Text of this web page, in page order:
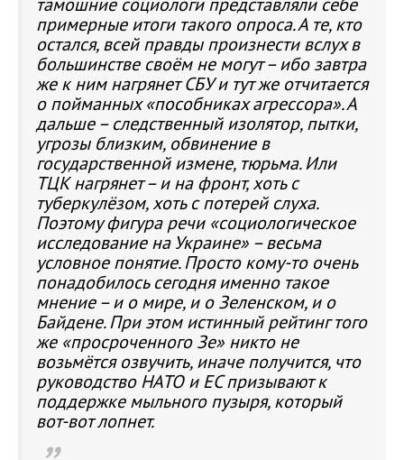
примерные итоги такого опроса. А те, кто
остался, всей правды произнести вслух в
большинстве своём не могут – ибо завтра
же к ним нагрянет СБУ и тут же отчитается
о пойманных «пособниках агрессора». А
дальше – следственный изолятор, пытки,
угрозы близким, обвинение в
государственной измене, тюрьма. Или
ТЦК нагрянет – и на фронт, хоть с
туберкулёзом, хоть с потерей слуха.
Поэтому фигура речи «социологическое
исследование на Украине» – весьма
условное понятие. Просто кому-то очень
понадобилось сегодня именно такое
мнение – и о мире, и о Зеленском, и о
Байдене. При этом истинный рейтинг того
же «просроченного Зе» никто не
возьмётся озвучить, иначе получится, что
руководство НАТО и ЕС призывают к
поддержке мыльного пузыря, который
вот-вот лопнет.